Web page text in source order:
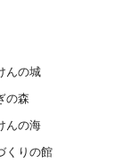
んの城
の森
んの海
くりの館